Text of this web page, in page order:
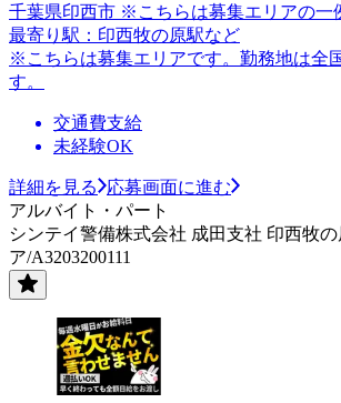
千葉県印西市 ※こちらは募集エリアの一
最寄り駅：印西牧の原駅など
※こちらは募集エリアです。勤務地は全
す。
交通費支給
未経験OK
詳細を見る
応募画面に進む
アルバイト・パート
シンテイ警備株式会社 成田支社 印西牧の
ア/A3203200111